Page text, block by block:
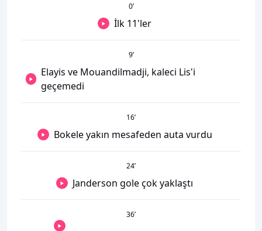
0’
İlk 11'ler
9’
Elayis ve Mouandilmadji, kaleci Lis'i
geçemedi
16’
Bokele yakın mesafeden auta vurdu
24’
Janderson gole çok yaklaştı
36’